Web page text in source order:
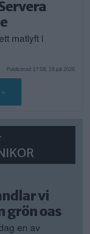
matlyft i
Publicerad 17:58, 18 juli 2026
vi
grön oas
en av